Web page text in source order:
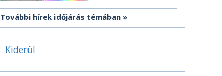
További hírek időjárás témában
Kiderül